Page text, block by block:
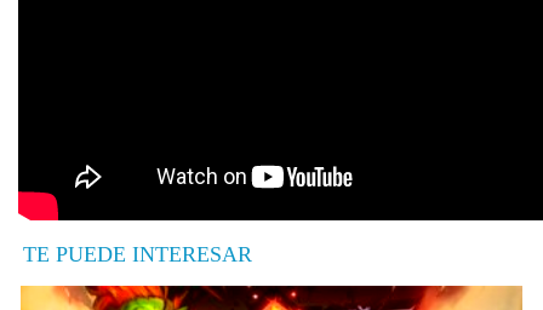
TE PUEDE INTERESAR